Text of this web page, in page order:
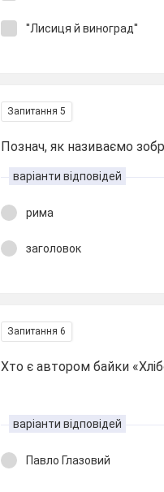
''Лисиця й виноград''
Запитання 5
Познач, як називаємо
варіанти відповідей
рима
заголовок
Запитання 6
Хто є автором байки
варіанти відповідей
Павло Глазовий